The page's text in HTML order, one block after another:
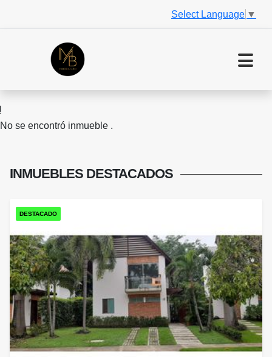
Select Language ▼
No se encontró inmueble .
INMUEBLES DESTACADOS
DESTACADO